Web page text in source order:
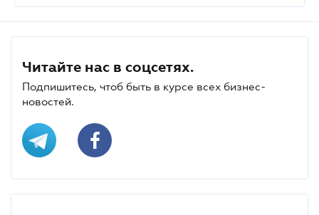
Читайте нас в соцсетях.
Подпишитесь, чтоб быть в курсе всех бизнес-
новостей.